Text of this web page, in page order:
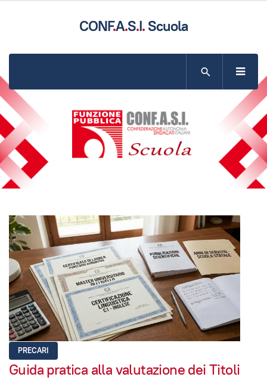
CONF.A.S.I.Scuola
PRECARI
Guida pratica alla valutazione dei Titoli